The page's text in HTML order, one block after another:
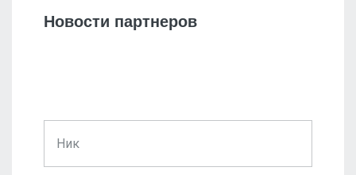
Новости партнеров